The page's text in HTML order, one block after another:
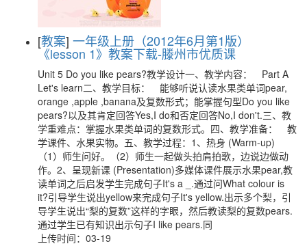
[教案] 一年级上册（2012年6月第1版）
《lesson 1》教案下载-滕州市优质课
Unit 5 Do you like pears?教学设计一、教学内容： Part A
Let's learn二、教学目标： 能够听说认读水果类单词pear,
orange ,apple ,banana及复数形式；能掌握句型Do you like
pears?以及其肯定回答Yes,I do和否定回答No,I don't.三、教
学重难点：掌握水果类单词的复数形式。四、教学准备： 教
学课件、水果实物。五、教学过程：1、热身 (Warm-up)
（1）师生问好。（2）师生一起做头拍肩拍歌，边说边做动
作。2、呈现新课 (Presentation)多媒体课件展示水果pear,教
读单词之后启发学生完成句子It's a _.通过问What colour is
it?引导学生说出yellow来完成句子It's yellow.出示多个梨，引
导学生说出“梨的复数”这样的字眼，然后教读梨的复数pears.
通过学生已有知识出示句子I like pears.同
上传时间：03-19